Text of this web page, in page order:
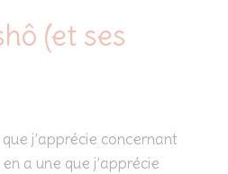
(et ses
j’apprécie concernant
a une que j’apprécie